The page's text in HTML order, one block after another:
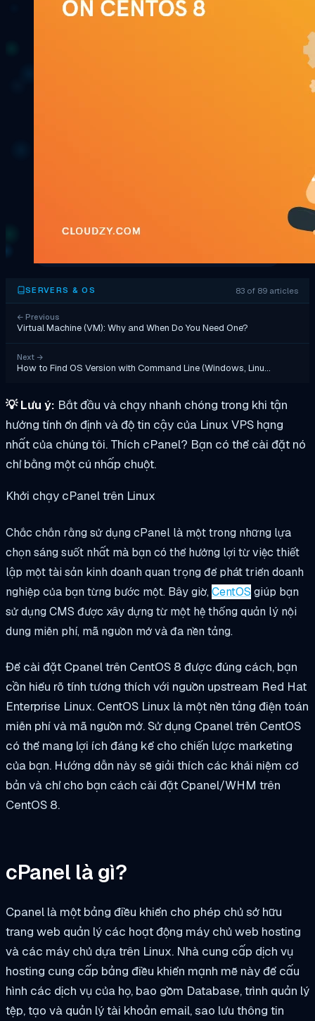
SERVERS & OS 83 of 89 articles
← Previous
Virtual Machine (VM): Why and When Do You Need One?
Next →
How to Find OS Version with Command Line (Windows, Linu…
💡Lưu ý: Bắt đầu và chạy nhanh chóng trong khi tận
hưởng tính ổn định và độ tin cậy của Linux VPS hạng
nhất của chúng tôi. Thích cPanel? Bạn có thể cài đặt nó
chỉ bằng một cú nhấp chuột.
Khởi chạy cPanel trên Linux
Chắc chắn rằng sử dụng cPanel là một trong những lựa
chọn sáng suốt nhất mà bạn có thể hưởng lợi từ việc thiết
lập một tài sản kinh doanh quan trọng để phát triển doanh
nghiệp của bạn từng bước một. Bây giờ, CentOS giúp bạn
sử dụng CMS được xây dựng từ một hệ thống quản lý nội
dung miễn phí, mã nguồn mở và đa nền tảng.
Để cài đặt Cpanel trên CentOS 8 được đúng cách, bạn
cần hiểu rõ tính tương thích với nguồn upstream Red Hat
Enterprise Linux. CentOS Linux là một nền tảng điện toán
miễn phí và mã nguồn mở. Sử dụng Cpanel trên CentOS
có thể mang lợi ích đáng kể cho chiến lược marketing
của bạn. Hướng dẫn này sẽ giải thích các khái niệm cơ
bản và chỉ cho bạn cách cài đặt Cpanel/WHM trên
CentOS 8.
cPanel là gì?
Cpanel là một bảng điều khiển cho phép chủ sở hữu
trang web quản lý các hoạt động máy chủ web hosting
và các máy chủ dựa trên Linux. Nhà cung cấp dịch vụ
hosting cung cấp bảng điều khiển mạnh mẽ này để cấu
hình các dịch vụ của họ, bao gồm Database, trình quản lý
tệp, tạo và quản lý tài khoản email, sao lưu thông tin